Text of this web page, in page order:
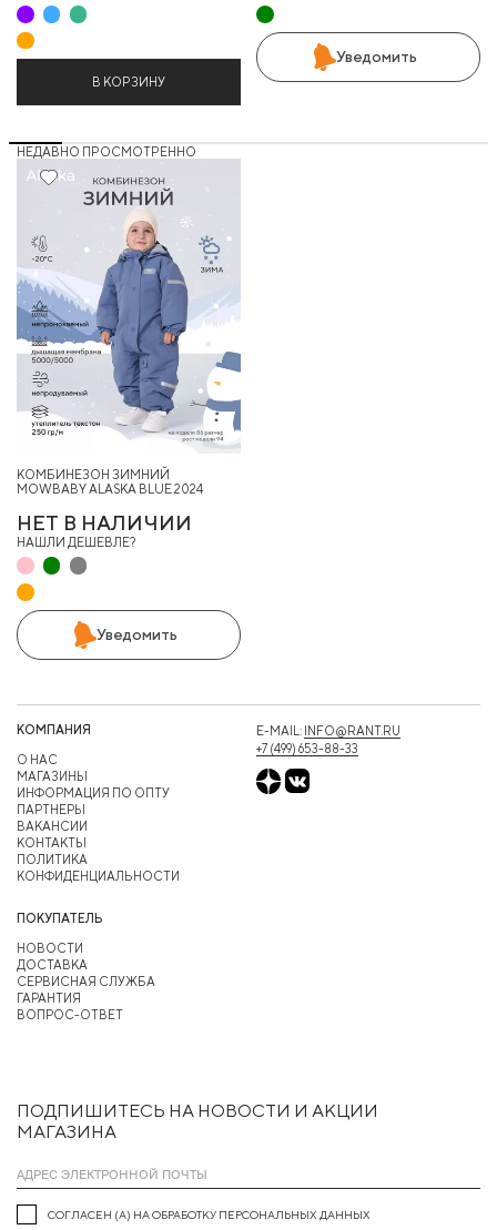
В КОРЗИНУ
Уведомить
НЕДАВНО ПРОСМОТРЕННО
19%
КОМБИНЕЗОН ЗИМНИЙ
MOWBABY ALASKA BLUE 2024
НЕТ В НАЛИЧИИ
НАШЛИ ДЕШЕВЛЕ?
Уведомить
ПОДПИШИТЕСЬ НА НОВОСТИ И АКЦИИ
МАГАЗИНА
СОГЛАСЕН (А) НА ОБРАБОТКУ ПЕРСОНАЛЬНЫХ ДАННЫХ
КОМПАНИЯ
О НАС
МАГАЗИНЫ
ИНФОРМАЦИЯ ПО ОПТУ
ПАРТНЕРЫ
ВАКАНСИИ
КОНТАКТЫ
ПОЛИТИКА
КОНФИДЕНЦИАЛЬНОСТИ
ПОКУПАТЕЛЬ
НОВОСТИ
ДОСТАВКА
СЕРВИСНАЯ СЛУЖБА
ГАРАНТИЯ
ВОПРОС-ОТВЕТ
E-MAIL: INFO@RANT.RU
+7 (499) 653-88-33